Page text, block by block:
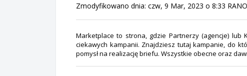
Zmodyfikowano dnia: czw, 9 Mar, 2023 o 8:33 RANO
Marketplace to strona, gdzie Partnerzy (agencje) lub
ciekawych kampanii. Znajdziesz tutaj kampanie, do
pomysł na realizację briefu. Wszystkie obecne oraz